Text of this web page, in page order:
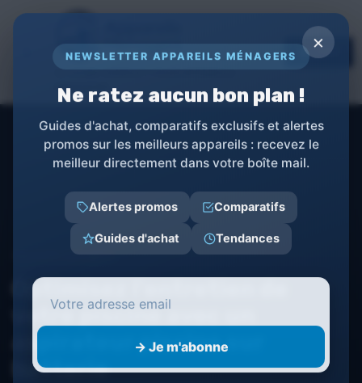
LE GUIDE COMPLET POUR APPAREILS
MÉNAGERS
TOPs
Appareils ménagers
Optimisez l'entretien de
votre piscine avec un
aspirateur piscine sur
batterie
×
NEWSLETTER APPAREILS MÉNAGERS
Ne ratez aucun bon plan !
Guides d'achat, comparatifs exclusifs et alertes
promos sur les meilleurs appareils : recevez le
meilleur directement dans votre boîte mail.
Alertes promos Comparatifs
Guides d'achat Tendances
→ Je m'abonne
Panneau de gestion des cookies